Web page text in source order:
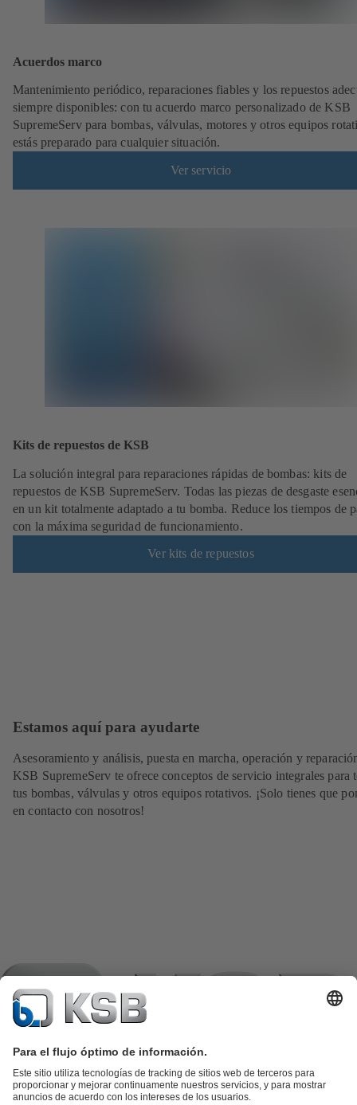
Acuerdos marco
Mantenimiento periódico, reparaciones fiables y los repuestos
siempre disponibles: con tu acuerdo marco personalizado de KSB
SupremeServ para bombas, válvulas, motores y otros equipos
estás preparado para cualquier situación.
Ver servicio
Kits de repuestos de KSB
La solución integral para reparaciones rápidas de bombas: kits de
repuestos de KSB SupremeServ. Todas las piezas de desgaste
en un kit totalmente adaptado a tu bomba. Reduce los tiempos de
con la máxima seguridad de funcionamiento.
Ver kits de repuestos
Estamos aquí para ayudarte
Asesoramiento y análisis, puesta en marcha, operación y
KSB SupremeServ te ofrece conceptos de servicio integrales para
tus bombas, válvulas y otros equipos rotativos. ¡Solo tienes que
en contacto con nosotros!